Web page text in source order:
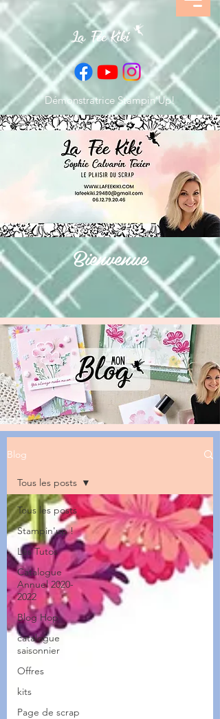
Démonstratrice Stampin’Up!
Bienvenue
Blog
Tous les posts
Stampin'up !
Les Tutos
Catalogue
Annuel 2020-
2022
Blog Hop
catalogue
saisonnier
Offres
kits
Page de scrap
Tous les posts